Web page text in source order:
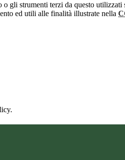
o gli strumenti terzi da questo
ed utili alle finalità illustrate nella